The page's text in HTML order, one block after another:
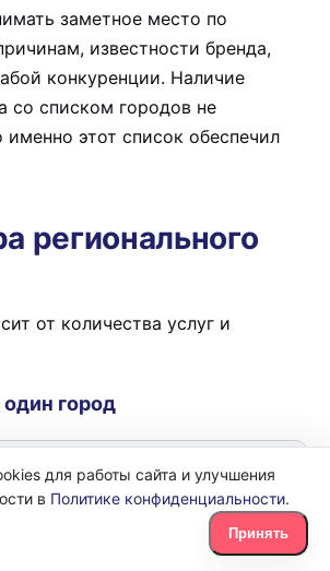
заметное место по
известности бренда,
конкуренции. Наличие
со списком городов не
именно этот список обеспечил
регионального
от количества услуг и
один город
air-conditioner-repair.html
для работы сайта и улучшения
в Политике конфиденциальности.
Принять